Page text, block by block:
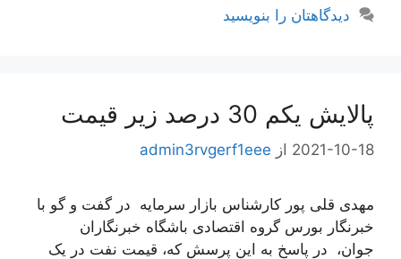
دیدگاهتان را بنویسید
پالایش یکم 30 درصد زیر قیمت
2021-10-18 از admin3rvgerf1eee
مهدی قلی پور کارشناس بازار سرمایه در گفت و گو با
خبرنگار بورس گروه اقتصادی باشگاه خبرنگاران
جوان، در پاسخ به این پرسش که، قیمت نفت در یک